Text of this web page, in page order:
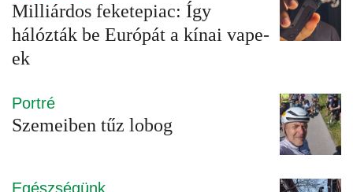
Milliárdos feketepiac: Így
hálózták be Európát a kínai vape-
ek
Portré
Szemeiben tűz lobog
Egészségünk